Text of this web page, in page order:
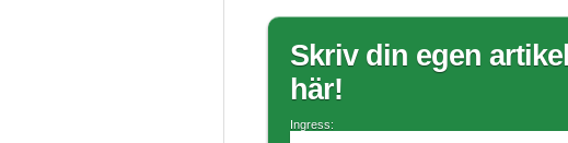
Skriv din egen artikel
här!
Ingress: